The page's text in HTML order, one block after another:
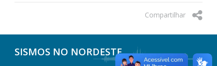
Compartilhar
SISMOS NO NORDESTE